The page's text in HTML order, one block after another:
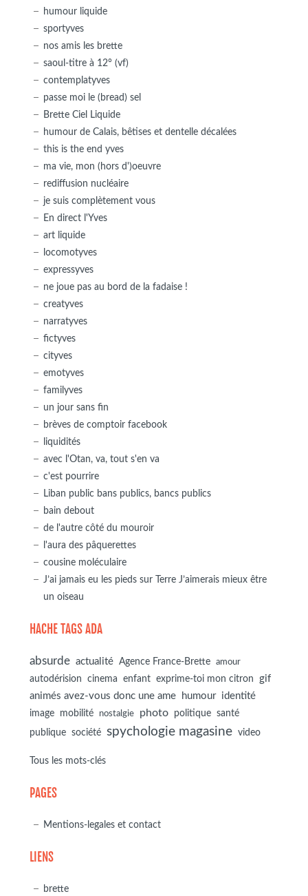
humour liquide
sportyves
nos amis les brette
saoul-titre à 12° (vf)
contemplatyves
passe moi le (bread) sel
Brette Ciel Liquide
humour de Calais, bêtises et dentelle décalées
this is the end yves
ma vie, mon (hors d')oeuvre
rediffusion nucléaire
je suis complètement vous
En direct l'Yves
art liquide
locomotyves
expressyves
ne joue pas au bord de la fadaise !
creatyves
narratyves
fictyves
cityves
emotyves
familyves
un jour sans fin
brèves de comptoir facebook
liquidités
avec l'Otan, va, tout s'en va
c'est pourrire
Liban public bans publics, bancs publics
bain debout
de l'autre côté du mouroir
l'aura des pâquerettes
cousine moléculaire
J’ai jamais eu les pieds sur Terre J’aimerais mieux être
un oiseau
HACHE TAGS ADA
absurde actualité Agence France-Brette amour
autodérision cinema enfant exprime-toi mon citron
gif
animés avez-vous donc une ame
humour identité
image mobilité nostalgie photo politique
santé
publique
société spychologie magasine video
Tous les mots-clés
PAGES
Mentions-legales et contact
LIENS
brette